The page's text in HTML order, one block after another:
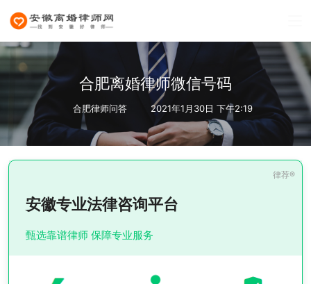
合肥离婚律师微信号码
合肥律师问答 2021年1月30日 下午2:19
安徽专业法律咨询平台
甄选靠谱律师 保障专业服务